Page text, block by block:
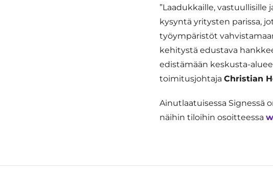
”Laadukkaille,
kysyntä yritysten parissa,
työympäristöt
kehitystä edustava
edistämään keskusta-
toimitusjohtaja Christian
Ainutlaatuisessa Signessä
näihin tiloihin osoitteessa